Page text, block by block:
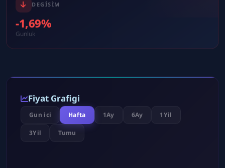
DEGISIM
-1,69%
Gunluk
Fiyat Grafigi
Gun ici Hafta 1Ay 6Ay 1Yil
3Yil Tumu